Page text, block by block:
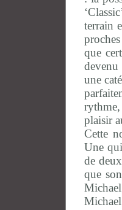
terrain
que
une
plaisir
Cette
Une
de
que